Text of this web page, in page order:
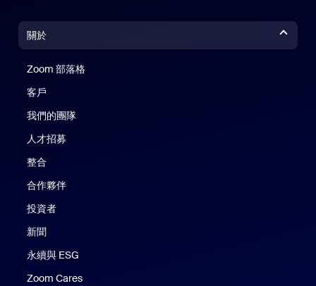
關於
Zoom 部落格
客戶
我們的團隊
人才招募
整合
合作夥伴
投資者
新聞
永續與 ESG
Zoom Cares